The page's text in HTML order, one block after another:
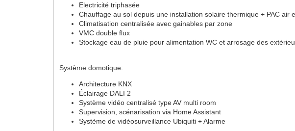
Electricité triphasée
Chauffage au sol depuis une installation solaire thermique + PAC air
Climatisation centralisée avec gainables par zone
VMC double flux
Stockage eau de pluie pour alimentation WC et arrosage des
Système domotique:
Architecture KNX
Éclairage DALI 2
Système vidéo centralisé type AV multi room
Supervision, scénarisation via Home Assistant
Système de vidéosurveillance Ubiquiti + Alarme